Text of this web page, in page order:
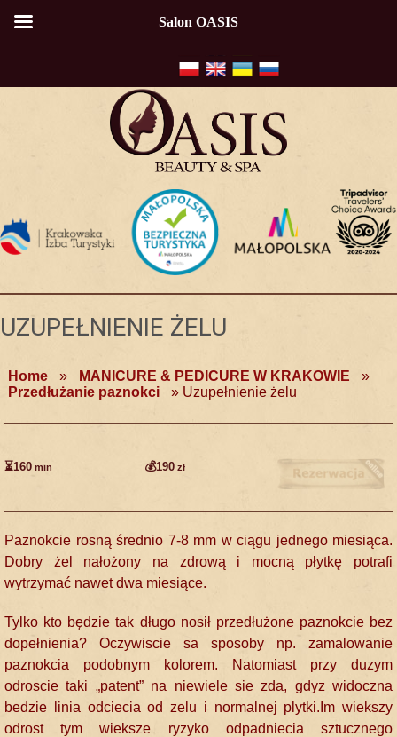
UZUPEŁNIENIE ŻELU
Home » MANICURE & PEDICURE W KRAKOWIE
»
Przedłużanie paznokci
» Uzupełnienie żelu
⏳160 min 💰190 zł
Paznokcie rosną średnio 7-8 mm w ciągu jednego miesiąca.
Dobry żel nałożony na zdrową i mocną płytkę potrafi
wytrzymać nawet dwa miesiące.
Tylko kto będzie tak długo nosił przedłużone paznokcie bez
dopełnienia? Oczywiscie sa sposoby np. zamalowanie
paznokcia podobnym kolorem. Natomiast przy duzym
odroscie taki „patent” na niewiele sie zda, gdyz widoczna
bedzie linia odciecia od zelu i normalnej plytki.Im wiekszy
odrost tym wieksze ryzyko odpadniecia sztucznego
Salon OASIS